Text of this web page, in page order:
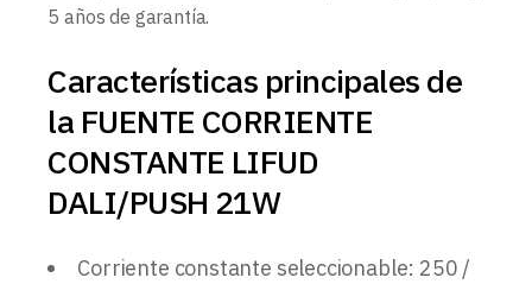
5 años de garantía.
Características principales de
la FUENTE CORRIENTE
CONSTANTE LIFUD
DALI/PUSH 21W
Corriente constante seleccionable: 250 /